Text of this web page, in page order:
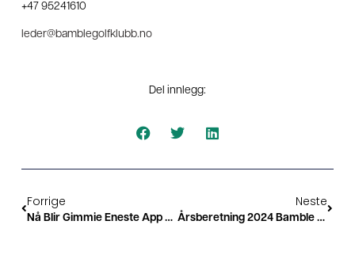
+47 95241610
leder@bamblegolfklubb.no
Del innlegg:
Forrige
Nå Blir Gimmie Eneste App Med GolfBox-Integrasjon
Neste
Årsberetning 2024 Bamble Golfklubb